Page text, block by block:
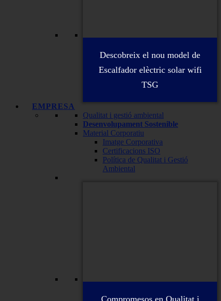
Descobreix el nou model de
Escalfador elèctric solar wifi
TSG
EMPRESA
Qualitat i gestió ambiental
Desenvolupament Sostenible
Material Corporatiu
Imatge Corporativa
Certificacions ISO
Política de Qualitat i Gestió
Ambiental
Compromesos en Qualitat i